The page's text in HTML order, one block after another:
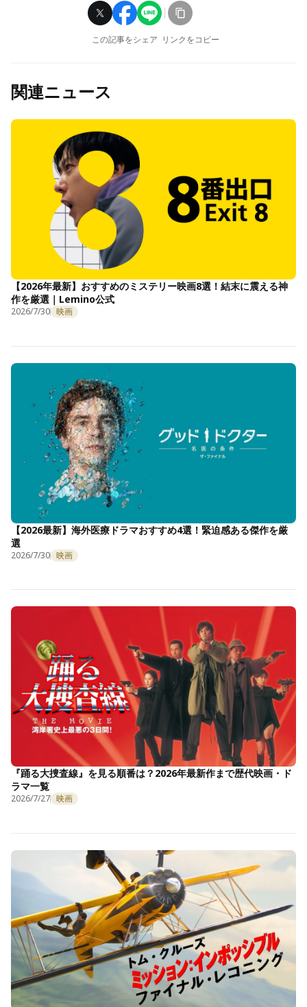
この記事をシェア リンクをコピー
関連ニュース
【2026年最新】おすすめのミステリー映画8選！結末に震える神
作を厳選｜Lemino公式
2026/7/30 映画
【2026最新】海外医療ドラマおすすめ4選！緊迫感ある傑作を厳
選
2026/7/30 映画
『踊る大捜査線』を見る順番は？2026年最新作まで歴代映画・ド
ラマ一覧
2026/7/27 映画